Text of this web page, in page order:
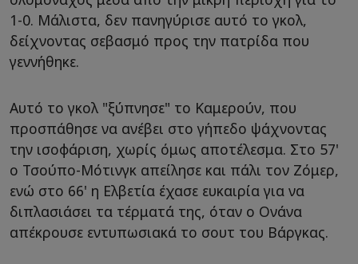
1-0. Μάλιστα, δεν πανηγύρισε αυτό το γκολ,
δείχνοντας σεβασμό προς την πατρίδα που
γεννήθηκε.
Αυτό το γκολ "ξύπνησε" το Καμερούν, που
προσπάθησε να ανέβει στο γήπεδο ψάχνοντας
την ισοφάριση, χωρίς όμως αποτέλεσμα. Στο 57'
ο Τσούπο-Μότινγκ απείλησε και πάλι τον Ζόμερ,
ενώ στο 66' η Ελβετία έχασε ευκαιρία για να
διπλασιάσει τα τέρματά της, όταν ο Ονάνα
απέκρουσε εντυπωσιακά το σουτ του Βάργκας.